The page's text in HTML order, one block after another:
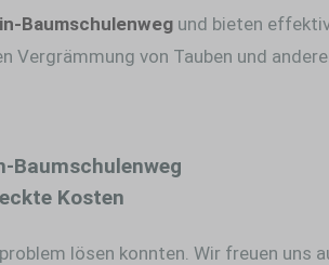
Baumschulenweg und bieten
Vergrämmung von Tauben und
Baumschulenweg
Kosten
lösen konnten. Wir freuen uns